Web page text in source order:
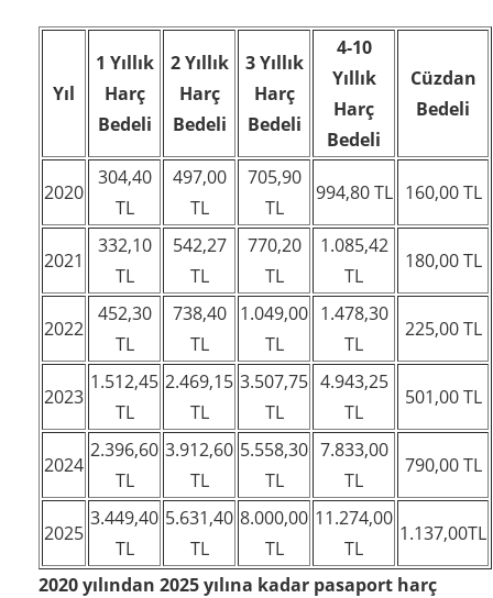
Yıl
1 Yıllık
Harç
Bedeli
2 Yıllık
Harç
Bedeli
3 Yıllık
Harç
Bedeli
4-10
Yıllık
Harç
Bedeli
Cüzdan
Bedeli
2020
304,40
TL
497,00
TL
705,90
TL
994,80 TL 160,00 TL
2021
332,10
TL
542,27
TL
770,20
TL
1.085,42
TL
180,00 TL
2022
452,30
TL
738,40
TL
1.049,00
TL
1.478,30
TL
225,00 TL
2023
1.512,45
TL
2.469,15
TL
3.507,75
TL
4.943,25
TL
501,00 TL
2024
2.396,60
TL
3.912,60
TL
5.558,30
TL
7.833,00
TL
790,00 TL
2025
3.449,40
TL
5.631,40
TL
8.000,00
TL
11.274,00
TL
1.137,00TL
2020 yılından 2025 yılına kadar pasaport harç